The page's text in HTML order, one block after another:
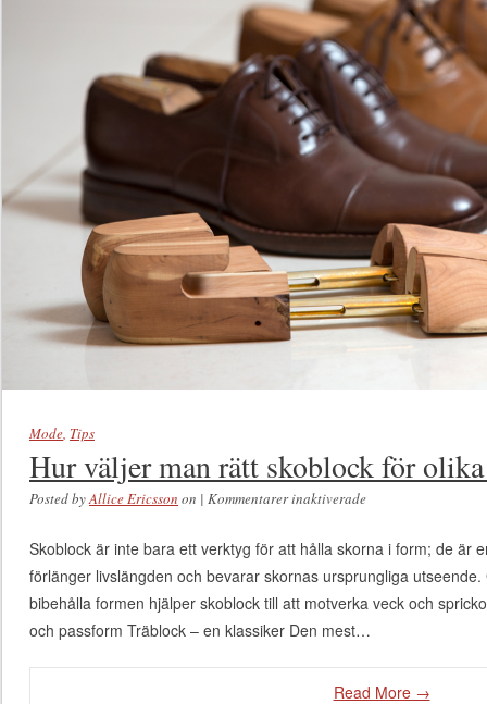
Mode, Tips
Hur väljer man rätt skoblock för
Posted byAllice Ericsson on | Kommentarer inaktiverade
olika typer av
herrskor
Skoblock är inte bara ett verktyg för att hålla skorna i form; de är
förlänger livslängden och bevarar skornas ursprungliga
bibehålla formen hjälper skoblock till att motverka veck och
och passform Träblock – en klassiker Den mest…
Read More →